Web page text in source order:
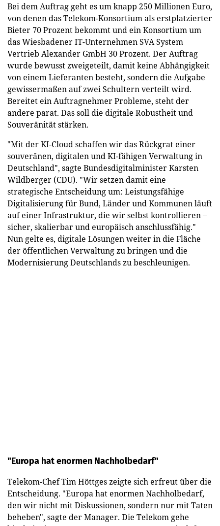
Bei dem Auftrag geht es um knapp 250 Millionen Euro,
von denen das Telekom-Konsortium als erstplatzierter
Bieter 70 Prozent bekommt und ein Konsortium um
das Wiesbadener IT-Unternehmen SVA System
Vertrieb Alexander GmbH 30 Prozent. Der Auftrag
wurde bewusst zweigeteilt, damit keine Abhängigkeit
von einem Lieferanten besteht, sondern die Aufgabe
gewissermaßen auf zwei Schultern verteilt wird.
Bereitet ein Auftragnehmer Probleme, steht der
andere parat. Das soll die digitale Robustheit und
Souveränität stärken.
"Mit der KI-Cloud schaffen wir das Rückgrat einer
souveränen, digitalen und KI-fähigen Verwaltung in
Deutschland", sagte Bundesdigitalminister Karsten
Wildberger (CDU). "Wir setzen damit eine
strategische Entscheidung um: Leistungsfähige
Digitalisierung für Bund, Länder und Kommunen läuft
auf einer Infrastruktur, die wir selbst kontrollieren –
sicher, skalierbar und europäisch anschlussfähig."
Nun gelte es, digitale Lösungen weiter in die Fläche
der öffentlichen Verwaltung zu bringen und die
Modernisierung Deutschlands zu beschleunigen.
"Europa hat enormen Nachholbedarf"
Telekom-Chef Tim Höttges zeigte sich erfreut über die
Entscheidung. "Europa hat enormen Nachholbedarf,
den wir nicht mit Diskussionen, sondern nur mit Taten
beheben", sagte der Manager. Die Telekom gehe